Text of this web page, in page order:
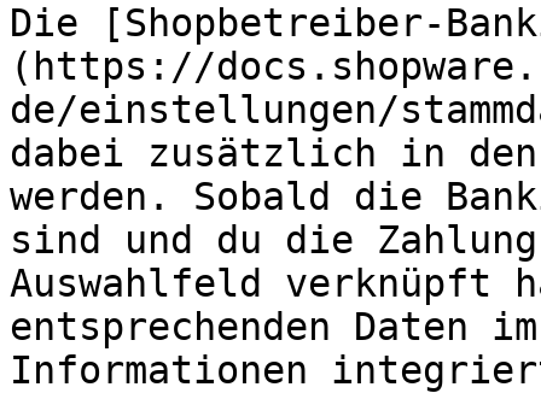
Die [Shopbetreiber-
(https://
de/einstellungen/
dabei zusätzlich in den
werden. Sobald die
sind und du die
Auswahlfeld verknüpft
entsprechenden Daten
Informationen